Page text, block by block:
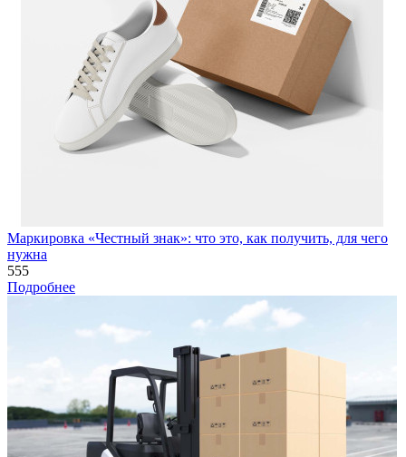
Маркировка «Честный знак»: что это, как получить, для чего
нужна
555
Подробнее